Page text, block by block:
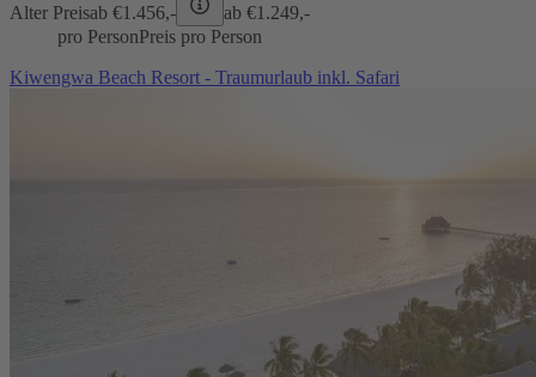
Alter Preisab €1.456,- ab €1.249,-
pro PersonPreis pro Person
Kiwengwa Beach Resort - Traumurlaub inkl. Safari